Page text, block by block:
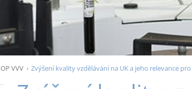
OP VVV Zvýšení kvality vzdělávání na UK a jeho relevance